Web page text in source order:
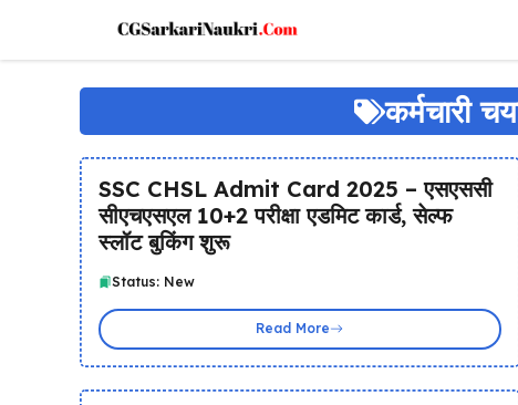
content
कर्मचारी
SSC CHSL Admit Card 2025 – एसएससी
सीएचएसएल 10+2 परीक्षा एडमिट कार्ड, सेल्फ
स्लॉट बुकिंग शुरू
Status: New
Read More